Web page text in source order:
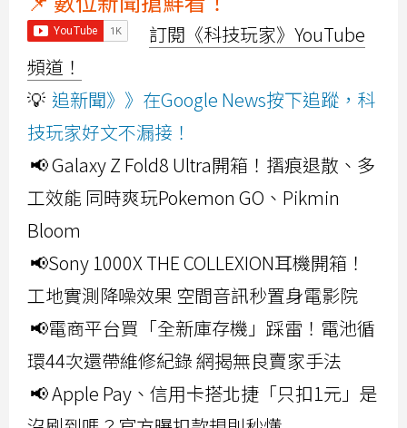
訂閱《科技玩家》YouTube
頻道！
💡 追新聞》》在Google News按下追蹤，科
技玩家好文不漏接！
📢 Galaxy Z Fold8 Ultra開箱！摺痕退散、多
工效能 同時爽玩Pokemon GO、Pikmin
Bloom
📢Sony 1000X THE COLLEXION耳機開箱！
工地實測降噪效果 空間音訊秒置身電影院
📢電商平台買「全新庫存機」踩雷！電池循
環44次還帶維修紀錄 網揭無良賣家手法
📢 Apple Pay、信用卡搭北捷「只扣1元」是